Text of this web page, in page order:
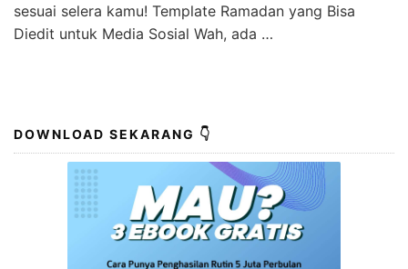
sesuai selera kamu! Template Ramadan yang Bisa
Diedit untuk Media Sosial Wah, ada …
DOWNLOAD SEKARANG 👇